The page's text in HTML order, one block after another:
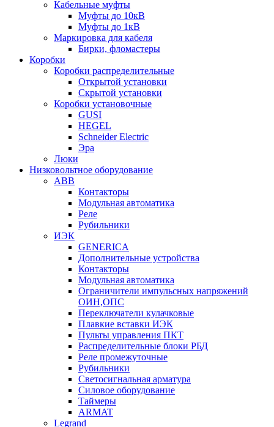
Кабельные муфты
Муфты до 10кВ
Муфты до 1кВ
Маркировка для кабеля
Бирки, фломастеры
Коробки
Коробки распределительные
Открытой установки
Скрытой установки
Коробки установочные
GUSI
HEGEL
Schneider Electric
Эра
Люки
Низковольтное оборудование
ABB
Контакторы
Модульная автоматика
Реле
Рубильники
ИЭК
GENERICA
Дополнительные устройства
Контакторы
Модульная автоматика
Ограничители импульсных напряжений
ОИН,ОПС
Переключатели кулачковые
Плавкие вставки ИЭК
Пульты управления ПКТ
Распределительные блоки РБД
Реле промежуточные
Рубильники
Светосигнальная арматура
Силовое оборудование
Таймеры
ARMAT
Legrand